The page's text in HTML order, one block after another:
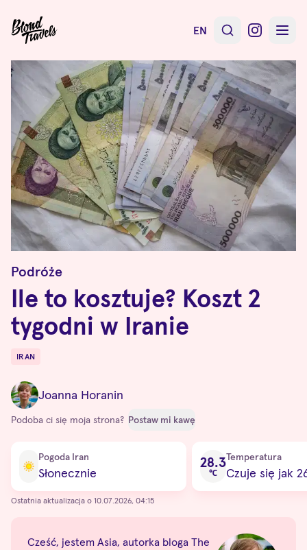
EN
Podróże
Ile to kosztuje? Koszt 2
tygodni w Iranie
Destinations
IRAN
Joanna Horanin
Podoba ci się moja strona? Postaw mi kawę
Pogoda Iran
Słonecznie
28.3
℃
Temperatura
Czuje się jak
Ostatnia aktualizacja o 10.07.2026, 04:15
Cześć, jestem Asia, autorka bloga The